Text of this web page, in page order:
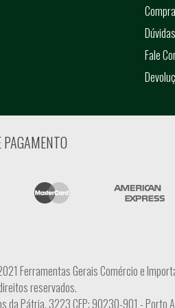
Fale
PAGAMENTO
Ferramentas Gerais Comércio e
reservados.
da Pátria, 3223 CEP: 90230-901 - Porto